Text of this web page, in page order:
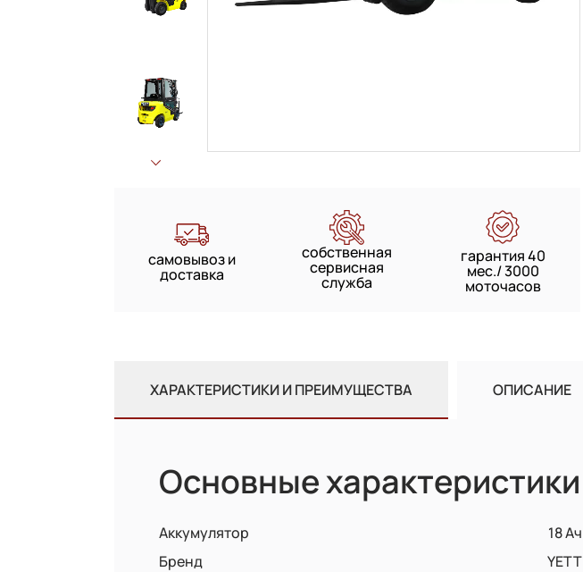
самовывоз и
доставка
собственная
сервисная
служба
гарантия 40
мес./ 3000
моточасов
ХАРАКТЕРИСТИКИ И ПРЕИМУЩЕСТВА ОПИСАНИЕ
Основные характеристики
Аккумулятор 18 Ач
Бренд
YETT